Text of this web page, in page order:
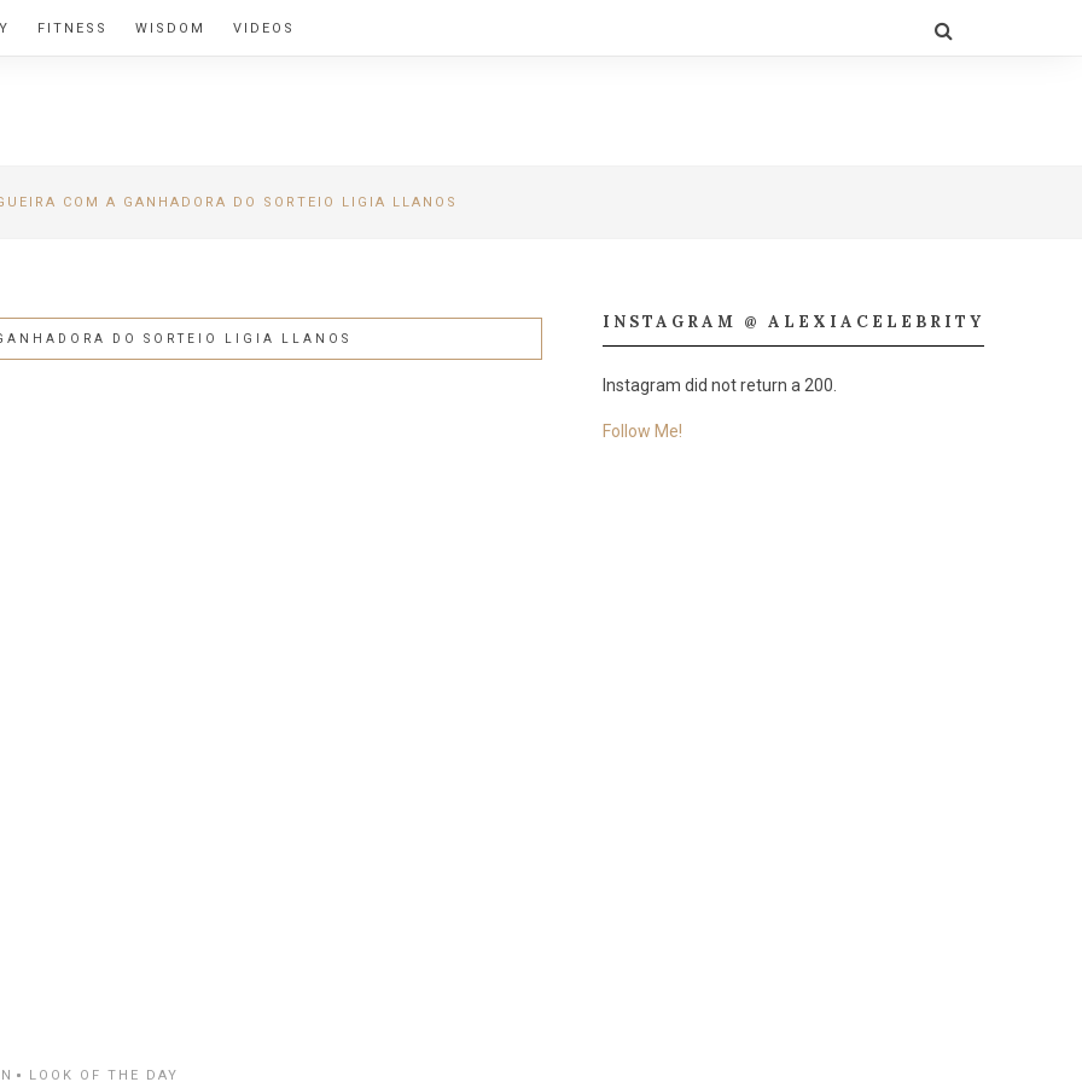
FITNESS WISDOM VIDEOS
COM A GANHADORA DO SORTEIO LIGIA LLANOS
DO SORTEIO LIGIA LLANOS
LOOK OF THE DAY
INSTAGRAM @ ALEXIACELEBRITY
Instagram did not return a 200.
Follow Me!